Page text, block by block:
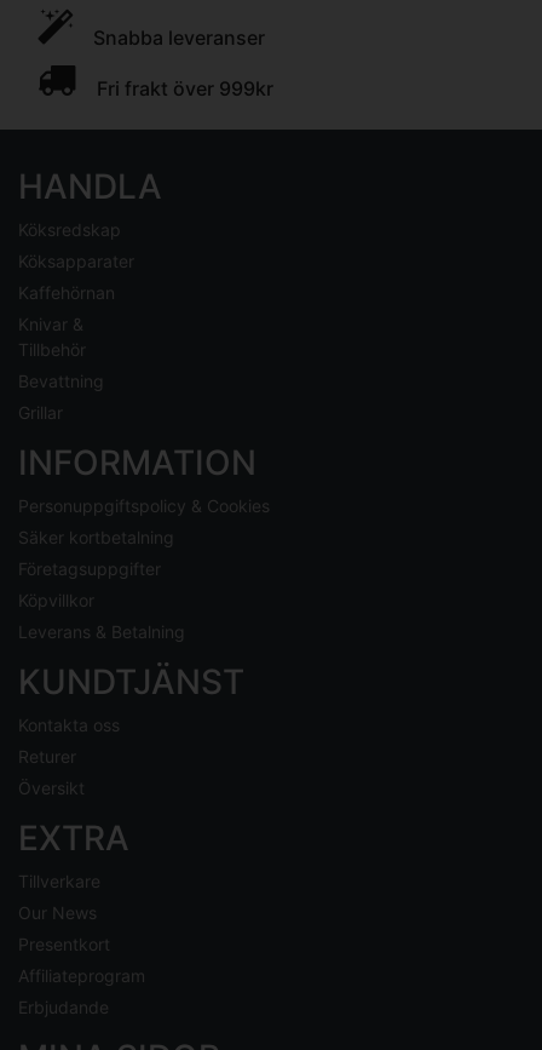
Snabba leveranser
Fri frakt över 999kr
HANDLA
Köksredskap
Köksapparater
Kaffehörnan
Knivar &
Tillbehör
Bevattning
Grillar
INFORMATION
Personuppgiftspolicy & Cookies
Säker kortbetalning
Företagsuppgifter
Köpvillkor
Leverans & Betalning
KUNDTJÄNST
Kontakta oss
Returer
Översikt
EXTRA
Tillverkare
Our News
Presentkort
Affiliateprogram
Erbjudande